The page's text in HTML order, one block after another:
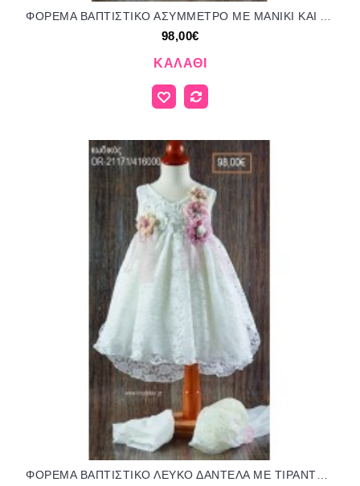
98,00€
ΚΑΛΆΘΙ
ΦΟΡΕΜΑ ΒΑΠΤΙΣΤΙΚΟ ΛΕΥΚΟ ΔΑΝΤΕΛΑ ΜΕ ΤΙΡΑΝΤΕΣ ΚΑΙ ΥΦΑΣΜΑΤΙΝΑ ΛΟΥΛΟΥΔΙΑ OR-21171/416000 98.00€!!!